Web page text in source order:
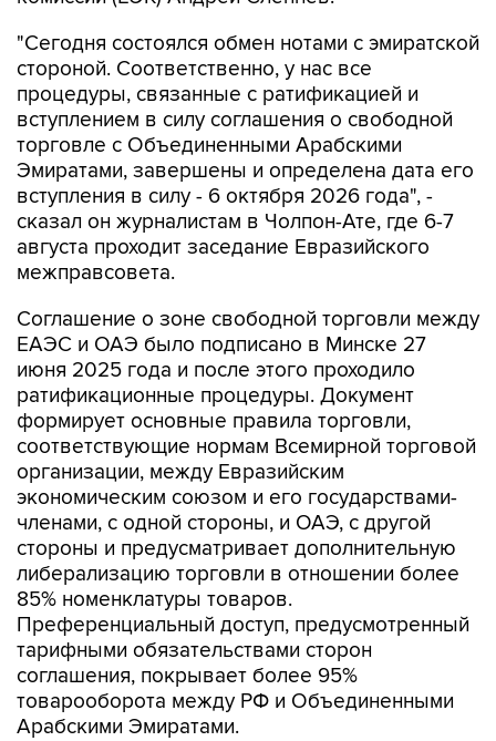
"Сегодня состоялся обмен нотами с эмиратской
стороной. Соответственно, у нас все
процедуры, связанные с ратификацией и
вступлением в силу соглашения о свободной
торговле с Объединенными Арабскими
Эмиратами, завершены и определена дата его
вступления в силу - 6 октября 2026 года", -
сказал он журналистам в Чолпон-Ате, где 6-7
августа проходит заседание Евразийского
межправсовета.
Соглашение о зоне свободной торговли между
ЕАЭС и ОАЭ было подписано в Минске 27
июня 2025 года и после этого проходило
ратификационные процедуры. Документ
формирует основные правила торговли,
соответствующие нормам Всемирной торговой
организации, между Евразийским
экономическим союзом и его государствами-
членами, с одной стороны, и ОАЭ, с другой
стороны и предусматривает дополнительную
либерализацию торговли в отношении более
85% номенклатуры товаров.
Преференциальный доступ, предусмотренный
тарифными обязательствами сторон
соглашения, покрывает более 95%
товарооборота между РФ и Объединенными
Арабскими Эмиратами.